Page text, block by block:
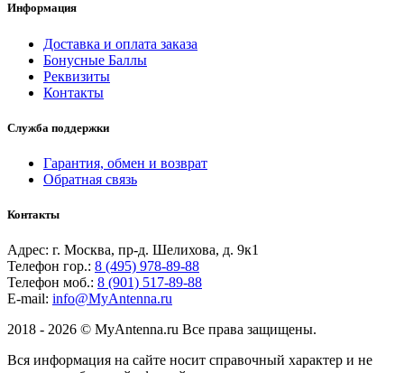
Информация
Доставка и оплата заказа
Бонусные Баллы
Реквизиты
Контакты
Служба поддержки
Гарантия, обмен и возврат
Обратная связь
Контакты
Адрес: г. Москва, пр-д. Шелихова, д. 9к1
Телефон гор.: 8 (495) 978-89-88
Телефон моб.: 8 (901) 517-89-88
E-mail: info@MyAntenna.ru
2018 - 2026 © MyAntenna.ru Все права защищены.
Вся информация на сайте носит справочный характер и не